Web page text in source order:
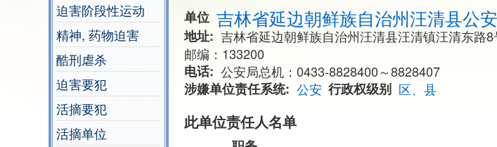
迫害阶段性运动
精神, 药物迫害
酷刑虐杀
迫害要犯
活摘要犯
活摘单位
单位 吉林省延边朝鲜族自治州汪清县公
地址
吉林省延边朝鲜族自治州汪清县汪清镇汪清东路8
邮编：133200
电话
公安局总机：0433-8828400～8828407
涉嫌单位责任系统
公安 行政权级别 区、县
此单位责任人名单